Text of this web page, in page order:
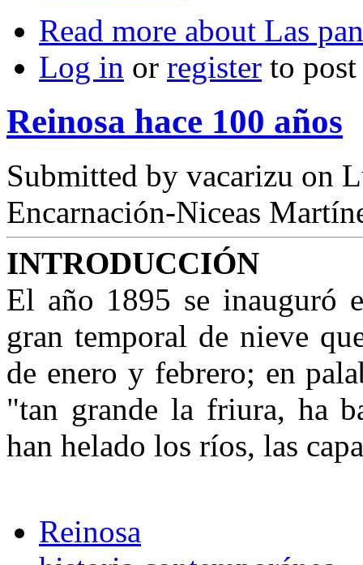
Read more about Las
Log in or register to
Reinosa hace 100 años
Submitted by vacarizu on
Encarnación-Niceas
INTRODUCCIÓN
El año 1895 se inauguró
gran temporal de nieve
de enero y febrero; en
"tan grande la friura, ha
han helado los ríos, las
Reinosa